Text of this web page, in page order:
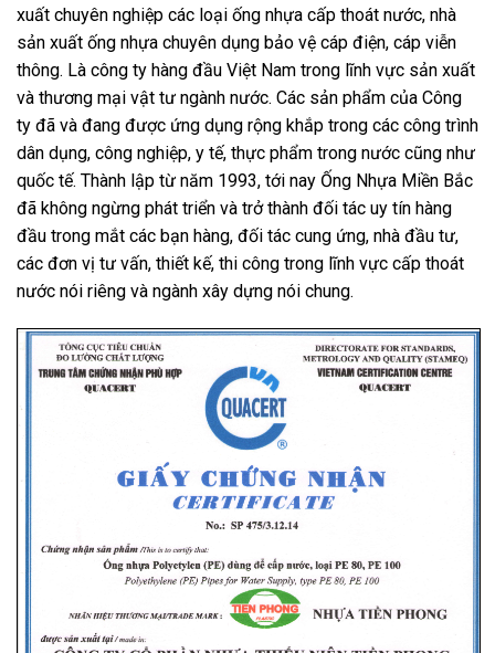
xuất chuyên nghiệp các loại ống nhựa cấp thoát nước, nhà
sản xuất ống nhựa chuyên dụng bảo vệ cáp điện, cáp viễn
thông. Là công ty hàng đầu Việt Nam trong lĩnh vực sản xuất
và thương mại vật tư ngành nước. Các sản phẩm của Công
ty đã và đang được ứng dụng rộng khắp trong các công trình
dân dụng, công nghiệp, y tế, thực phẩm trong nước cũng như
quốc tế. Thành lập từ năm 1993, tới nay Ống Nhựa Miền Bắc
đã không ngừng phát triển và trở thành đối tác uy tín hàng
đầu trong mắt các bạn hàng, đối tác cung ứng, nhà đầu tư,
các đơn vị tư vấn, thiết kế, thi công trong lĩnh vực cấp thoát
nước nói riêng và ngành xây dựng nói chung.